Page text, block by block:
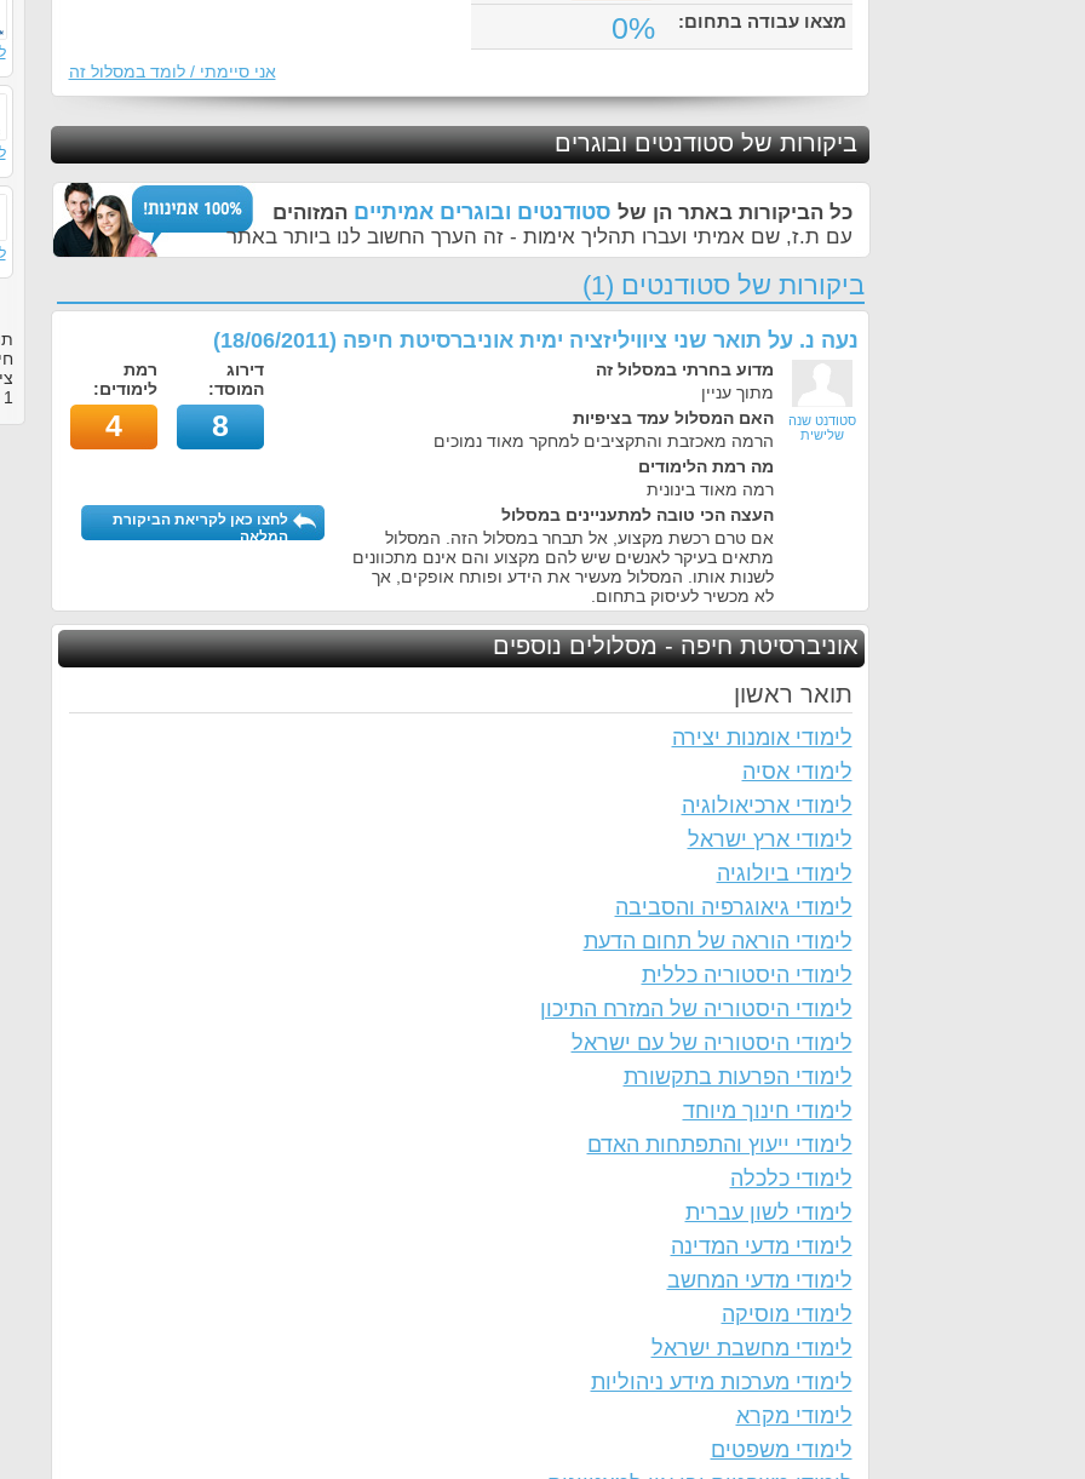
מצאו עבודה בתחום: 0%
אני סיימתי / לומד במסלול זה
ביקורות של סטודנטים ובוגרים
כל הביקורות באתר הן של סטודנטים ובוגרים אמיתיים המזוהים
עם ת.ז, שם אמיתי ועברו תהליך אימות - זה הערך החשוב לנו ביותר באתר
ביקורות של סטודנטים (1)
נעה נ. על תואר שני ציוויליזציה ימית אוניברסיטת חיפה (
18/06/2011
)
סטודנט שנה
שלישית
מדוע בחרתי במסלול זה
מתוך עניין
האם המסלול עמד בציפיות
הרמה מאכזבת והתקציבים למחקר מאוד נמוכים
מה רמת הלימודים
רמה מאוד בינונית
העצה הכי טובה למתעניינים במסלול
אם טרם רכשת מקצוע, אל תבחר במסלול הזה. המסלול
מתאים בעיקר לאנשים שיש להם מקצוע והם אינם מתכוונים
לשנות אותו. המסלול מעשיר את הידע ופותח אופקים, אך
לא מכשיר לעיסוק בתחום.
רמת
לימודים:
4
דירוג
המוסד:
8
לחצו כאן לקריאת הביקורת
המלאה
אוניברסיטת חיפה - מסלולים נוספים
תואר ראשון
לימודי אומנות יצירה
לימודי אסיה
לימודי ארכיאולוגיה
לימודי ארץ ישראל
לימודי ביולוגיה
לימודי גיאוגרפיה והסביבה
לימודי הוראה של תחום הדעת
לימודי היסטוריה כללית
לימודי היסטוריה של המזרח התיכון
לימודי היסטוריה של עם ישראל
לימודי הפרעות בתקשורת
לימודי חינוך מיוחד
לימודי ייעוץ והתפתחות האדם
לימודי כלכלה
לימודי לשון עברית
לימודי מדעי המדינה
לימודי מדעי המחשב
לימודי מוסיקה
לימודי מחשבת ישראל
לימודי מערכות מידע ניהוליות
לימודי מקרא
לימודי משפטים
1